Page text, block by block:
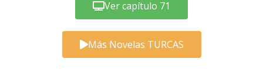
Ver capítulo 71
Más Novelas TURCAS